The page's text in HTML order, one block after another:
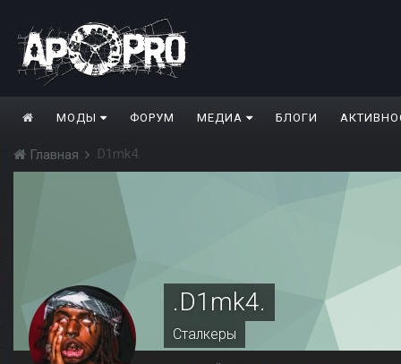
МОДЫ ФОРУМ МЕДИА БЛОГИ
Главная .D1mk4.
.D1mk4.
Сталкеры